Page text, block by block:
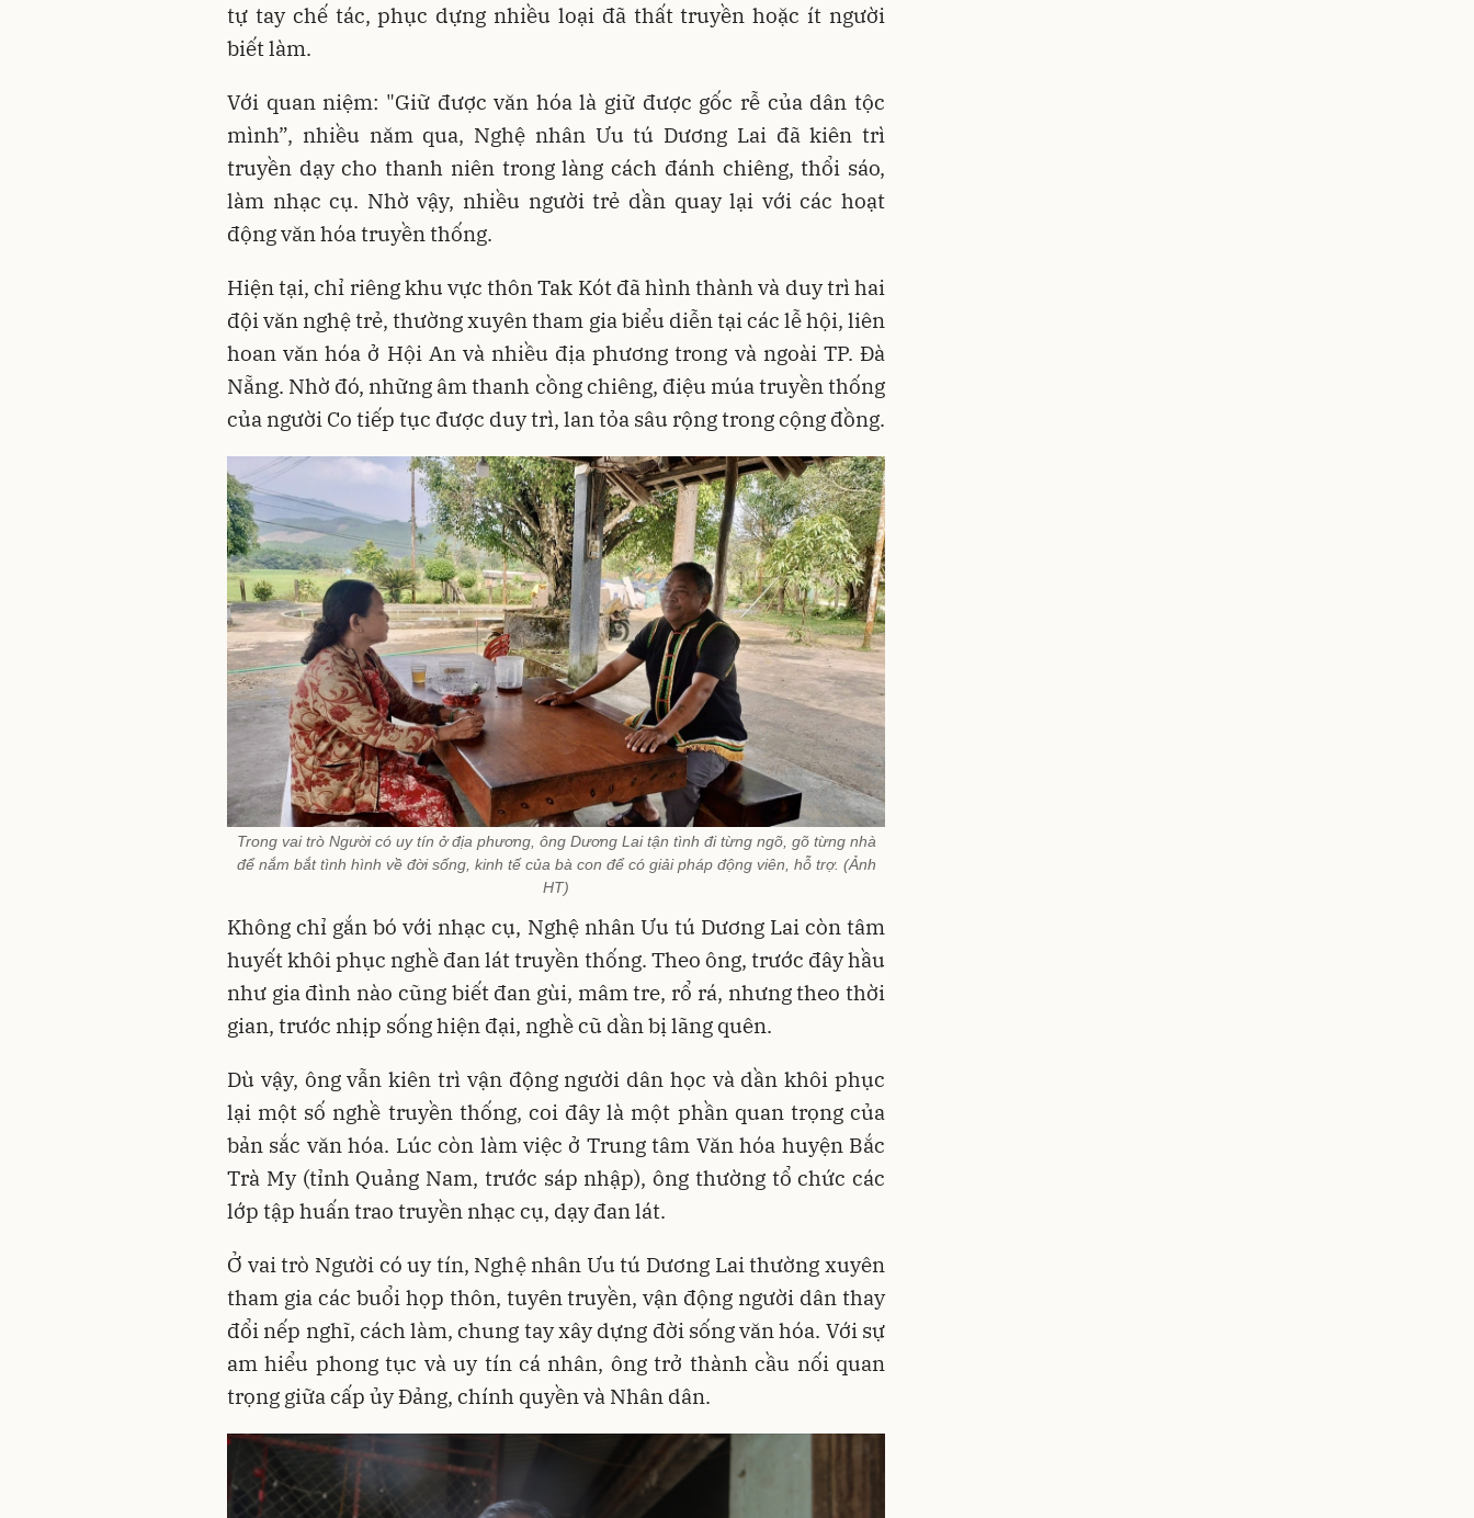
tự tay chế tác, phục dựng nhiều loại đã thất truyền hoặc ít người
biết làm.
Với quan niệm: "Giữ được văn hóa là giữ được gốc rễ của dân tộc
mình”, nhiều năm qua, Nghệ nhân Ưu tú Dương Lai đã kiên trì
truyền dạy cho thanh niên trong làng cách đánh chiêng, thổi sáo,
làm nhạc cụ. Nhờ vậy, nhiều người trẻ dần quay lại với các hoạt
động văn hóa truyền thống.
Hiện tại, chỉ riêng khu vực thôn Tak Kót đã hình thành và duy trì hai
đội văn nghệ trẻ, thường xuyên tham gia biểu diễn tại các lễ hội, liên
hoan văn hóa ở Hội An và nhiều địa phương trong và ngoài TP. Đà
Nẵng. Nhờ đó, những âm thanh cồng chiêng, điệu múa truyền thống
của người Co tiếp tục được duy trì, lan tỏa sâu rộng trong cộng đồng.
Trong vai trò Người có uy tín ở địa phương, ông Dương Lai tận tình đi từng ngõ, gõ từng nhà
để nắm bắt tình hình về đời sống, kinh tế của bà con để có giải pháp động viên, hỗ trợ. (Ảnh
HT)
Không chỉ gắn bó với nhạc cụ, Nghệ nhân Ưu tú Dương Lai còn tâm
huyết khôi phục nghề đan lát truyền thống. Theo ông, trước đây hầu
như gia đình nào cũng biết đan gùi, mâm tre, rổ rá, nhưng theo thời
gian, trước nhịp sống hiện đại, nghề cũ dần bị lãng quên.
Dù vậy, ông vẫn kiên trì vận động người dân học và dần khôi phục
lại một số nghề truyền thống, coi đây là một phần quan trọng của
bản sắc văn hóa. Lúc còn làm việc ở Trung tâm Văn hóa huyện Bắc
Trà My (tỉnh Quảng Nam, trước sáp nhập), ông thường tổ chức các
lớp tập huấn trao truyền nhạc cụ, dạy đan lát.
Ở vai trò Người có uy tín, Nghệ nhân Ưu tú Dương Lai thường xuyên
tham gia các buổi họp thôn, tuyên truyền, vận động người dân thay
đổi nếp nghĩ, cách làm, chung tay xây dựng đời sống văn hóa. Với sự
am hiểu phong tục và uy tín cá nhân, ông trở thành cầu nối quan
trọng giữa cấp ủy Đảng, chính quyền và Nhân dân.